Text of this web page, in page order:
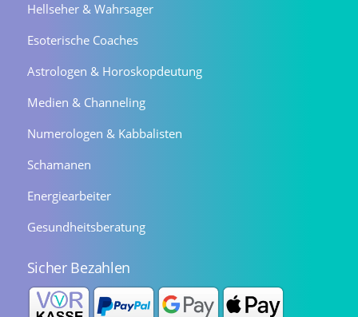
Hellseher & Wahrsager
Esoterische Coaches
Astrologen & Horoskopdeutung
Medien & Channeling
Numerologen & Kabbalisten
Schamanen
Energiearbeiter
Gesundheitsberatung
Sicher Bezahlen